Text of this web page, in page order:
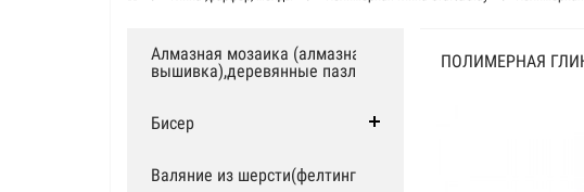
Алмазная мозаика (алмазная
вышивка),деревянные пазлы
Бисер
Валяние из шерсти(фелтинг)
ПОЛИМЕРНАЯ